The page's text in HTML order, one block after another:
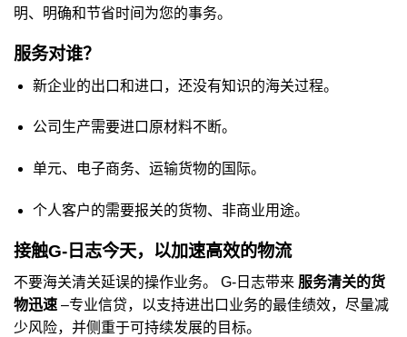
明、明确和节省时间为您的事务。
服务对谁？
新企业的出口和进口，还没有知识的海关过程。
公司生产需要进口原材料不断。
单元、电子商务、运输货物的国际。
个人客户的需要报关的货物、非商业用途。
接触G-日志今天，以加速高效的物流
不要海关清关延误的操作业务。 G-日志带来 服务清关的货
物迅速 –专业信贷，以支持进出口业务的最佳绩效，尽量减
少风险，并侧重于可持续发展的目标。